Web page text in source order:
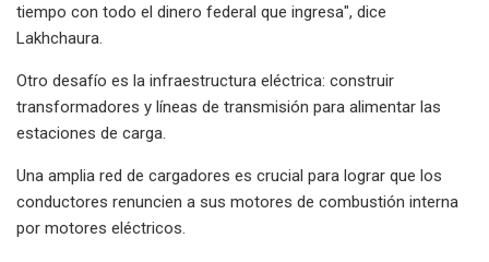
tiempo con todo el dinero federal que ingresa", dice
Lakhchaura.
Otro desafío es la infraestructura eléctrica: construir
transformadores y líneas de transmisión para alimentar las
estaciones de carga.
Una amplia red de cargadores es crucial para lograr que los
conductores renuncien a sus motores de combustión interna
por motores eléctricos.